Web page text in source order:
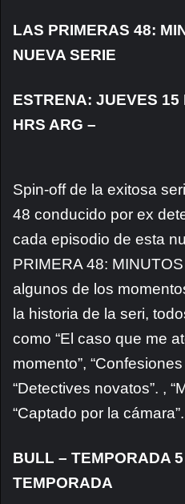
LAS PRIMERAS 48:
NUEVA SERIE
ESTRENA: JUEVES
HRS ARG –
Spin-off de la exitosa
48 conducido por ex
cada episodio de esta
PRIMERA 48:
algunos de los
la historia de la seri,
como “El caso que me
momento”,
“Detectives novatos”. ,
“Captado por la cámara”.
BULL – TEMPORADA
TEMPORADA